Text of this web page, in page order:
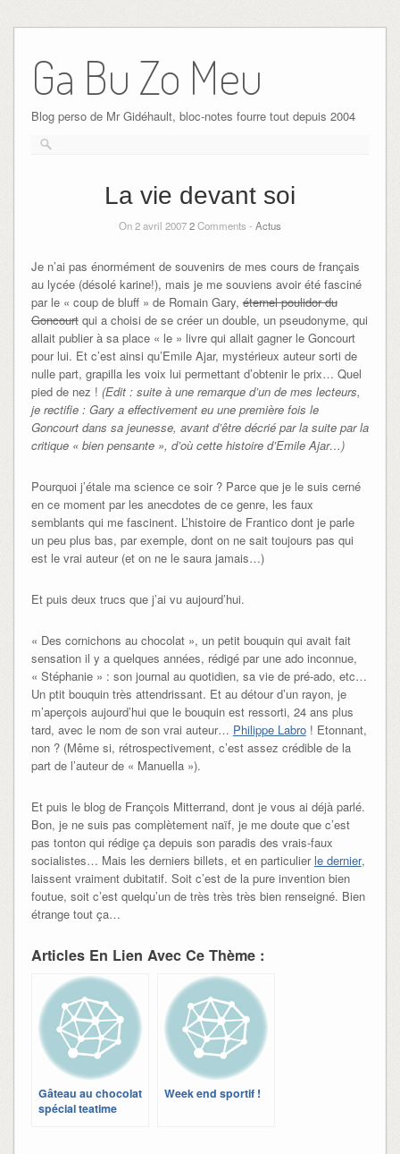
Ga Bu Zo Meu
Blog perso de Mr Gidéhault, bloc-notes fourre tout depuis 2004
La vie devant soi
On 2 avril 20072Comments - Actus
Je n’ai pas énormément de souvenirs de mes cours de français
au lycée (désolé karine!), mais je me souviens avoir été fasciné
par le « coup de bluff » de Romain Gary,éternel poulidor du
Goncourtqui a choisi de se créer un double, un pseudonyme, qui
allait publier à sa place « le » livre qui allait gagner le Goncourt
pour lui. Et c’est ainsi qu’Emile Ajar, mystérieux auteur sorti de
nulle part, grapilla les voix lui permettant d’obtenir le prix… Quel
pied de nez ! (Edit : suite à une remarque d’un de mes lecteurs,
je rectifie : Gary a effectivement eu une première fois le
Goncourt dans sa jeunesse, avant d’être décrié par la suite par la
critique « bien pensante », d’où cette histoire d’Emile Ajar…)
Pourquoi j’étale ma science ce soir ? Parce que je le suis cerné
en ce moment par les anecdotes de ce genre, les faux
semblants qui me fascinent. L’histoire de Frantico dont je parle
un peu plus bas, par exemple, dont on ne sait toujours pas qui
est le vrai auteur (et on ne le saura jamais…)
Et puis deux trucs que j’ai vu aujourd’hui.
« Des cornichons au chocolat », un petit bouquin qui avait fait
sensation il y a quelques années, rédigé par une ado inconnue,
« Stéphanie » : son journal au quotidien, sa vie de pré-ado, etc…
Un ptit bouquin très attendrissant. Et au détour d’un rayon, je
m’aperçois aujourd’hui que le bouquin est ressorti, 24 ans plus
tard, avec le nom de son vrai auteur… Philippe Labro! Etonnant,
non ? (Même si, rétrospectivement, c’est assez crédible de la
part de l’auteur de « Manuella »).
Et puis le blog de François Mitterrand, dont je vous ai déjà parlé.
Bon, je ne suis pas complètement naïf, je me doute que c’est
pas tonton qui rédige ça depuis son paradis des vrais-faux
socialistes… Mais les derniers billets, et en particulierle dernier,
laissent vraiment dubitatif. Soit c’est de la pure invention bien
foutue, soit c’est quelqu’un de très très très bien renseigné. Bien
étrange tout ça…
Articles En Lien Avec Ce Thème :
Gâteau au chocolat
spécial teatime
Week end sportif !